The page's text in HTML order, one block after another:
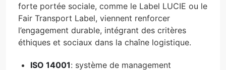
forte portée sociale, comme le Label LUCIE ou le
Fair Transport Label, viennent renforcer
l’engagement durable, intégrant des critères
éthiques et sociaux dans la chaîne logistique.
ISO 14001: système de management